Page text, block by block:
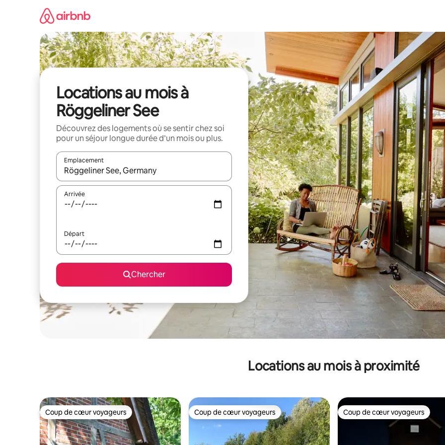
Locations au mois à
Röggeliner See
Découvrez des logements où se sentir chez soi
pour un séjour longue durée d’un mois ou plus.
Emplacement
Quand les résultats sont affichés, parcourez-les en utilisant les flèches vers le haut et vers le bas, ou en appuyant
Arrivée
Départ
Chercher
Locations au mois à proximité
Coup de cœur voyageurs
Coup de cœur voyageurs Coup de cœur voyageurs
Coup de cœur voyageurs Coup de cœur voyageurs
Coup de cœur voyageurs